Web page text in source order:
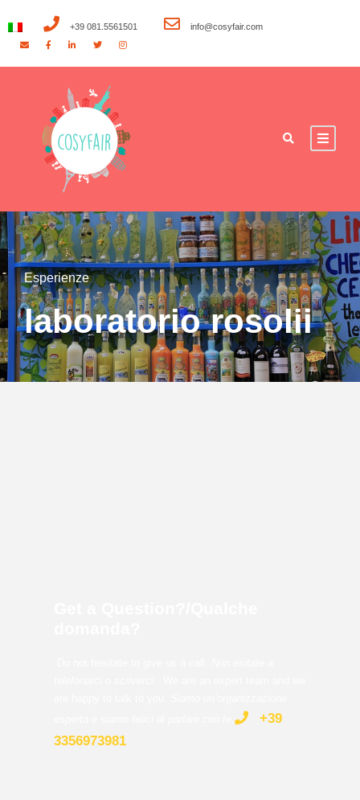
+39 081.5561501 info@cosyfair.com
Esperienze
laboratorio rosolii
+39
3356973981